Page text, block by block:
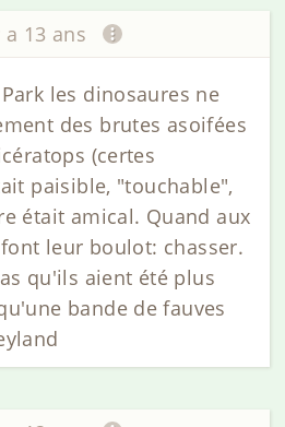
a 13 ans
les dinosaures ne
des brutes asoifées
(certes
paisible, "touchable",
était amical. Quand aux
leur boulot: chasser.
qu'ils aient été plus
bande de fauves